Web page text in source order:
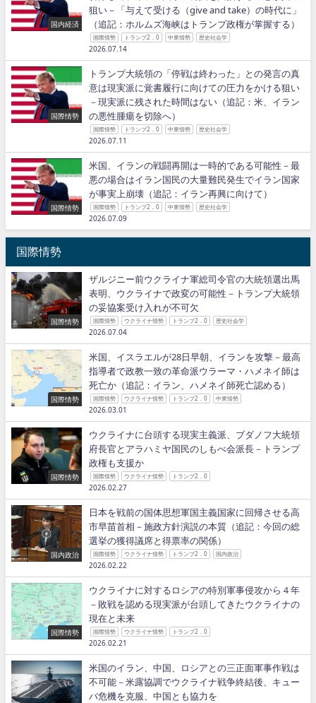
国内経済
狙い－「与えて受ける（give and take）の時代に」
（追記：ホルムズ海峡はトランプ政権が掌握する）
国際情勢 トランプ2．0 中東情勢 歴史社会学
2026.07.14
国際情勢
トランプ大統領の「停戦は終わった」との発言の真
意は現実派に覚書履行に向けての圧力をかける狙い
－現実派に残された時間はない（追記：米、イラン
の悪性腫瘍を切除へ）
国際情勢 トランプ2．0 中東情勢 歴史社会学
2026.07.11
国際情勢
米国、イランの戦闘再開は一時的である可能性－最
悪の場合はイラン国民の大量難民発生でイラン国家
が事実上崩壊（追記：イラン再興に向けて）
国際情勢 トランプ2．0 中東情勢 歴史社会学
2026.07.09
国際情勢
国際情勢
ザルジニー前ウクライナ軍総司令官の大統領選出馬
表明、ウクライナで政変の可能性－トランプ大統領
の妥協案受け入れが不可欠
国際情勢 ウクライナ情勢 トランプ2．0 歴史社会学
2026.07.04
国際情勢
米国、イスラエルが28日早朝、イランを攻撃－最高
指導者で政教一致の革命派ウラーマ・ハメネイ師は
死亡か（追記：イラン、ハメネイ師死亡認める）
国際情勢 ウクライナ情勢 トランプ2．0 中東情勢
2026.03.01
国際情勢
ウクライナに台頭する現実主義派、ブダノフ大統領
府長官とアラハミヤ国民のしもべ会派長－トランプ
政権も支援か
国際情勢 ウクライナ情勢 トランプ2．0
2026.02.27
国内政治
日本を戦前の国体思想軍国主義国家に回帰させる高
市早苗首相－施政方針演説の本質（追記：今回の総
選挙の獲得議席と得票率の関係）
国際情勢 ウクライナ情勢 トランプ2．0 国内政治
2026.02.22
国際情勢
ウクライナに対するロシアの特別軍事侵攻から４年
－敗戦を認める現実派が台頭してきたウクライナの
現在と未来
国際情勢 ウクライナ情勢 トランプ2．0
2026.02.21
米国のイラン、中国、ロシアとの三正面軍事作戦は
不可能－米露協調でウクライナ戦争終結後、キュー
バ危機を克服、中国とも協力を